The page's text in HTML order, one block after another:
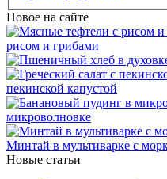
Новое на сайте
рисом и грибами
пекинской капустой
микроволновке
Минтай в мультиварке с
Новые статьи